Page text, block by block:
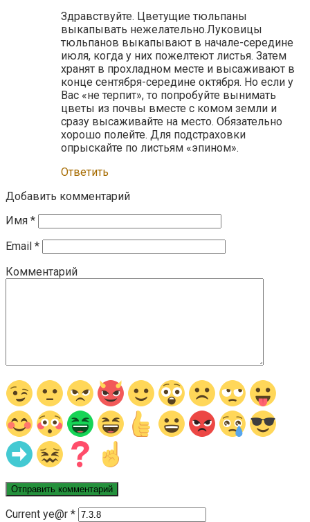
Здравствуйте. Цветущие тюльпаны
выкапывать нежелательно.Луковицы
тюльпанов выкапывают в начале-середине
июля, когда у них пожелтеют листья. Затем
хранят в прохладном месте и высаживают в
конце сентября-середине октября. Но если у
Вас «не терпит», то попробуйте вынимать
цветы из почвы вместе с комом земли и
сразу высаживайте на место. Обязательно
хорошо полейте. Для подстраховки
опрыскайте по листьям «эпином».
Ответить
Добавить комментарий
Имя *
Email *
Комментарий
Current ye@r *